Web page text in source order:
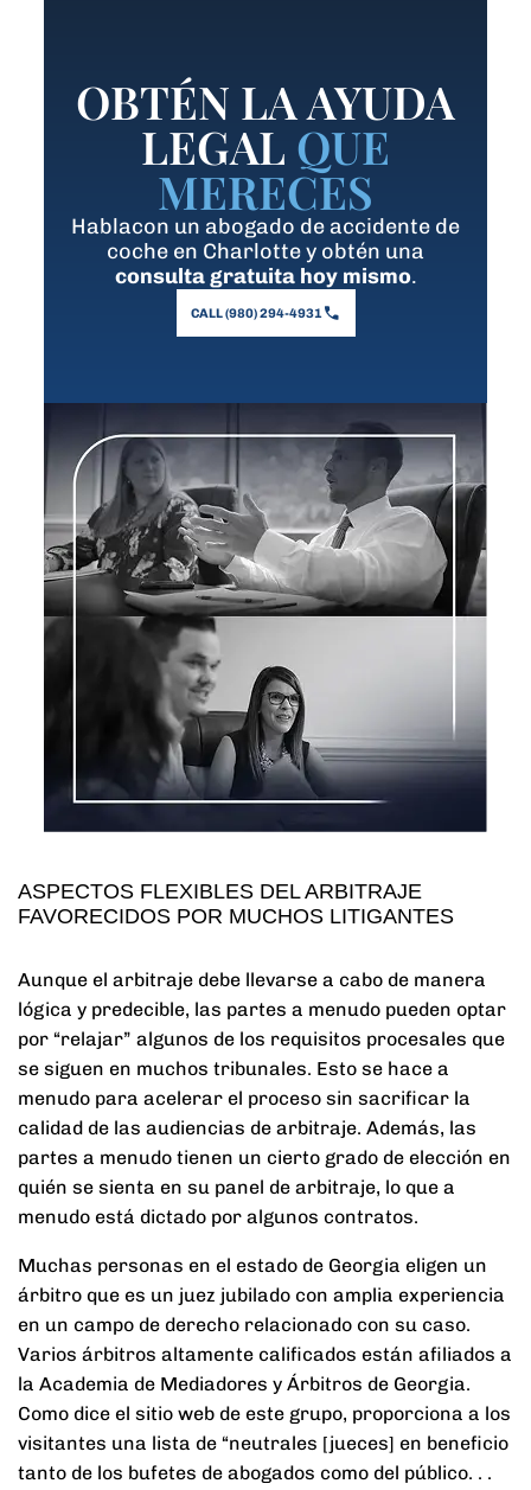
OBTÉN LA AYUDA
LEGAL QUE
MERECES
Hablacon un abogado de accidente de
coche en Charlotte y obtén una
consulta gratuita hoy mismo.
CALL (980) 294-4931
ASPECTOS FLEXIBLES DEL ARBITRAJE
FAVORECIDOS POR MUCHOS LITIGANTES
Aunque el arbitraje debe llevarse a cabo de manera
lógica y predecible, las partes a menudo pueden optar
por “relajar” algunos de los requisitos procesales que
se siguen en muchos tribunales. Esto se hace a
menudo para acelerar el proceso sin sacrificar la
calidad de las audiencias de arbitraje. Además, las
partes a menudo tienen un cierto grado de elección en
quién se sienta en su panel de arbitraje, lo que a
menudo está dictado por algunos contratos.
Muchas personas en el estado de Georgia eligen un
árbitro que es un juez jubilado con amplia experiencia
en un campo de derecho relacionado con su caso.
Varios árbitros altamente calificados están afiliados a
la Academia de Mediadores y Árbitros de Georgia.
Como dice el sitio web de este grupo, proporciona a los
visitantes una lista de “neutrales [jueces] en beneficio
tanto de los bufetes de abogados como del público. . .